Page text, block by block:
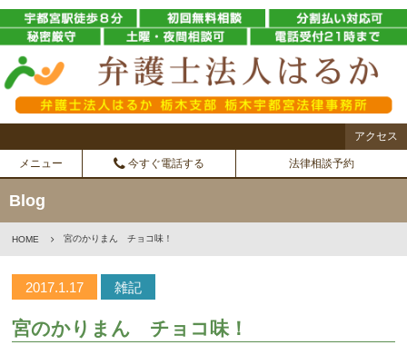
アクセス
メニュー 今すぐ電話する 法律相談予約
Blog
HOME 宮のかりまん チョコ味！
2017.1.17 雑記
宮のかりまん チョコ味！